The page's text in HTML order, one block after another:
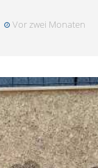
Vor zwei Monaten